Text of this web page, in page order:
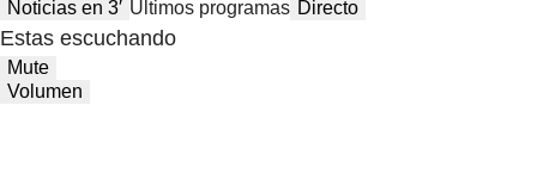
Noticias en 3′ Últimos programas Directo
Estas escuchando
Mute
Volumen